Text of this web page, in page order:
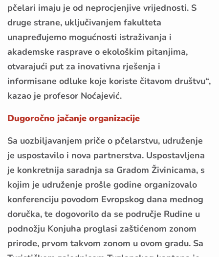
pčelari imaju je od neprocjenjive vrijednosti. S
druge strane, uključivanjem fakulteta
unapređujemo mogućnosti istraživanja i
akademske rasprave o ekološkim pitanjima,
otvarajući put za inovativna rješenja i
informisane odluke koje koriste čitavom društvu“,
kazao je profesor Noćajević.
Dugoročno jačanje organizacije
Sa uozbiljavanjem priče o pčelarstvu, udruženje
je uspostavilo i nova partnerstva. Uspostavljena
je konkretnija saradnja sa Gradom Živinicama, s
kojim je udruženje prošle godine organizovalo
konferenciju povodom Evropskog dana mednog
doručka, te dogovorilo da se područje Rudine u
podnožju Konjuha proglasi zaštićenom zonom
prirode, prvom takvom zonom u ovom gradu. Sa